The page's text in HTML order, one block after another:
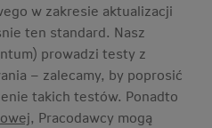
w zakresie aktualizacji
ten standard. Nasz
prowadzi testy z
– zalecamy, by poprosić
takich testów. Ponadto
, Pracodawcy mogą